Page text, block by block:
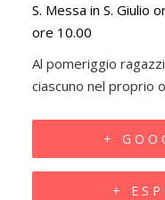
S. Messa in S. Giulio
ore 10.00
Al pomeriggio
ciascuno nel proprio
+
+